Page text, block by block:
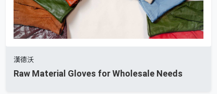
漢德沃
Raw Material Gloves for Wholesale Needs